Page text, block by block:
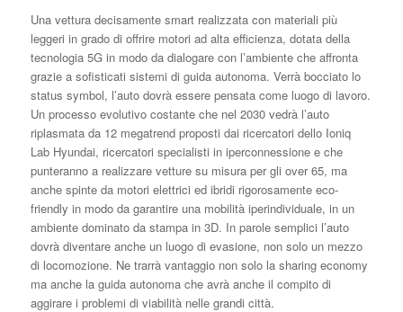
Una vettura decisamente smart realizzata con materiali più
leggeri in grado di offrire motori ad alta efficienza, dotata della
tecnologia 5G in modo da dialogare con l’ambiente che affronta
grazie a sofisticati sistemi di guida autonoma. Verrà bocciato lo
status symbol, l’auto dovrà essere pensata come luogo di lavoro.
Un processo evolutivo costante che nel 2030 vedrà l’auto
riplasmata da 12 megatrend proposti dai ricercatori dello Ioniq
Lab Hyundai, ricercatori specialisti in iperconnessione e che
punteranno a realizzare vetture su misura per gli over 65, ma
anche spinte da motori elettrici ed ibridi rigorosamente eco-
friendly in modo da garantire una mobilità iperindividuale, in un
ambiente dominato da stampa in 3D. In parole semplici l’auto
dovrà diventare anche un luogo di evasione, non solo un mezzo
di locomozione. Ne trarrà vantaggio non solo la sharing economy
ma anche la guida autonoma che avrà anche il compito di
aggirare i problemi di viabilità nelle grandi città.